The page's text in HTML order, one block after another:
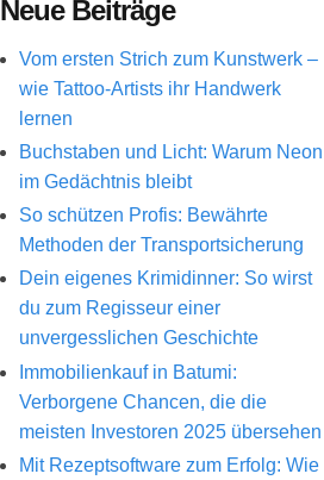
Neue Beiträge
Vom ersten Strich zum Kunstwerk –
wie Tattoo-Artists ihr Handwerk
lernen
Buchstaben und Licht: Warum Neon
im Gedächtnis bleibt
So schützen Profis: Bewährte
Methoden der Transportsicherung
Dein eigenes Krimidinner: So wirst
du zum Regisseur einer
unvergesslichen Geschichte
Immobilienkauf in Batumi:
Verborgene Chancen, die die
meisten Investoren 2025 übersehen
Mit Rezeptsoftware zum Erfolg: Wie